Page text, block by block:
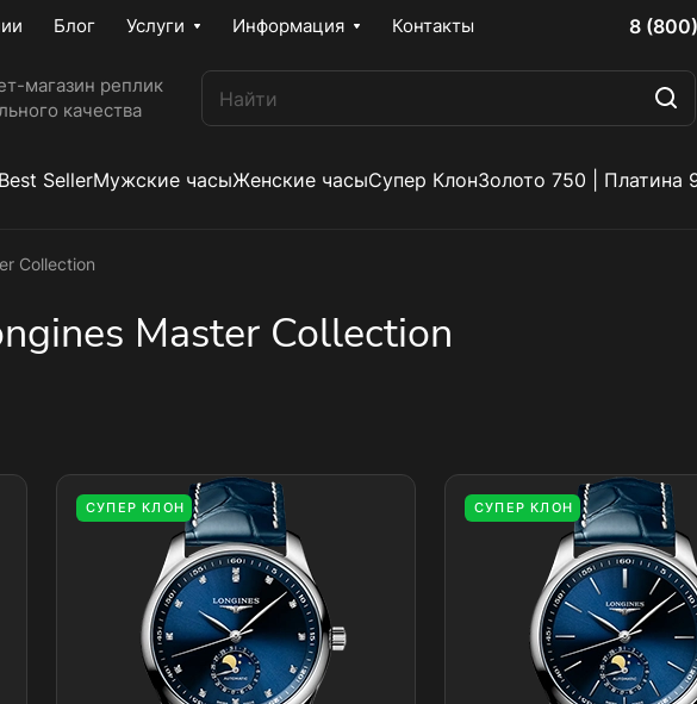
Блог Услуги Информация Контакты 8
магазин реплик
качества
Best SellerМужские часыЖенские часыСупер КлонЗолото 750 | Платина
Collection
Master Collection
СУПЕР КЛОН СУПЕР КЛОН